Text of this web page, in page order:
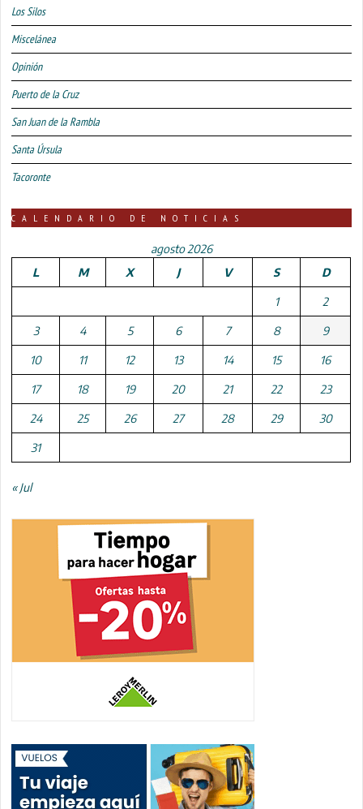
Los Silos
Miscelánea
Opinión
Puerto de la Cruz
San Juan de la Rambla
Santa Úrsula
Tacoronte
CALENDARIO DE NOTICIAS
agosto 2026
L
M X J V S D
1 2
3 4 5 6 7 8 9
10 11 12 13 14 15 16
17 18 19 20 21 22 23
24 25 26 27 28 29 30
31
« Jul